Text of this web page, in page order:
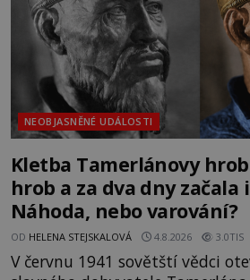
NEOBJASNĚNÉ UDÁLOSTI
Kletba Tamerlánovy
hrob a za dva dny začala
Náhoda, nebo varování?
OD HELENA STEJSKALOVÁ 4.8.2026 3.0TIS
V červnu 1941 sovětští vědci